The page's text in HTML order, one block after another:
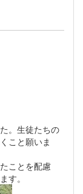
。生徒たちの
こと願いま
ことを配慮
す。